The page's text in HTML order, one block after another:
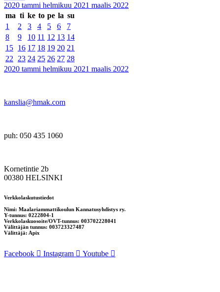
2020 tammi helmikuu 2021 maalis 2022
ma ti ke to pe la su
1
2 3 4 5 6
7
8
9 10 11 12 13 14
15 16 17 18 19 20 21
22
23 24 25 26 27 28
2020 tammi helmikuu 2021 maalis 2022
kanslia@hmak.com
puh: 050 435 1060
Kornetintie 2b
00380 HELSINKI
Verkkolaskutustiedot
Nimi: Maalariammattikoulun Kannatusyhdistys ry.
Y-tunnus: 0222804-1
Verkkolaskuosoite/OVT-tunnus: 003702228041
Välittäjän tunnus: 003723327487
Välittäjä: Apix
Facebook Instagram Youtube